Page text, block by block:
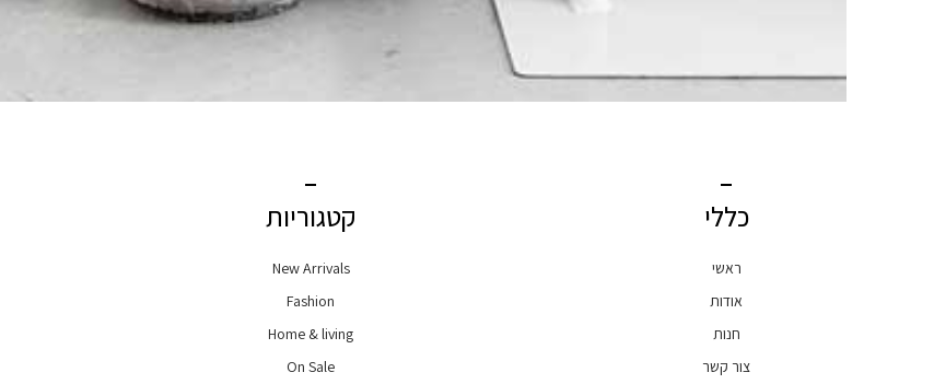
כללי
ראשי
אודות
חנות
צור קשר
קטגוריות
New Arrivals
Fashion
Home & living
On Sale